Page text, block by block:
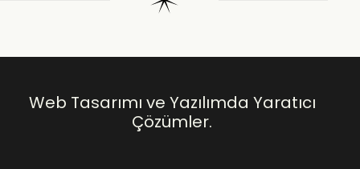
Web Tasarımı ve Yazılımda Yaratıcı
Çözümler.